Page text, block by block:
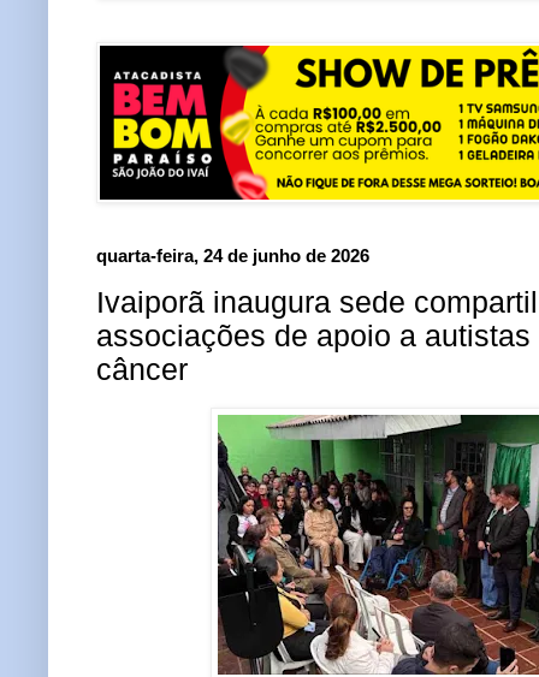
quarta-feira, 24 de junho de 2026
Ivaiporã inaugura sede
associações de apoio a
câncer